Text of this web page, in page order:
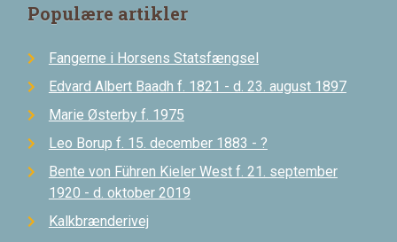
Populære artikler
Fangerne i Horsens Statsfængsel
Edvard Albert Baadh f. 1821 - d. 23. august 1897
Marie Østerby f. 1975
Leo Borup f. 15. december 1883 - ?
Bente von Führen Kieler West f. 21. september
1920 - d. oktober 2019
Kalkbrænderivej